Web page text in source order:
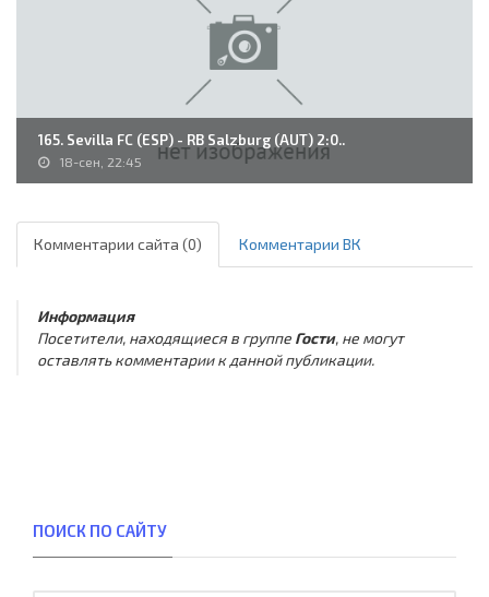
165. Sevilla FC (ESP) - RB Salzburg (AUT) 2:0..
18-сен, 22:45
Комментарии сайта (0) Комментарии ВК
Информация
Посетители, находящиеся в группе Гости, не могут
оставлять комментарии к данной публикации.
ПОИСК ПО САЙТУ